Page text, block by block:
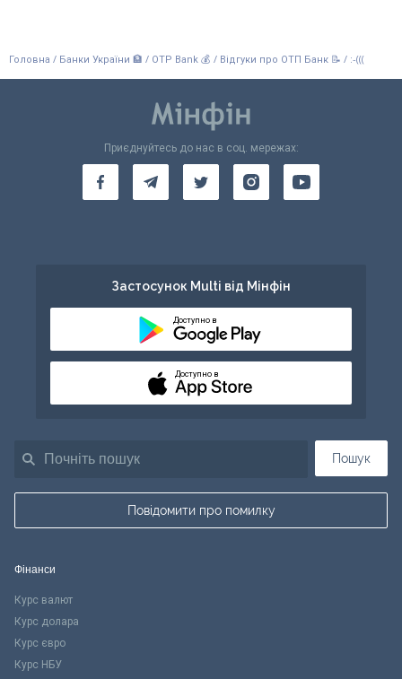
Головна / Банки України 🏦 / OTP Bank 💰 / Відгуки про ОТП Банк 📝 / :-(((
Пошук
Повідомити про помилку
Приєднуйтесь до нас в соц. мережах:
Застосунок Multi від Мінфін
Доступно в
Доступно в
Фінанси
Курс валют
Курс долара
Курс євро
Курс НБУ